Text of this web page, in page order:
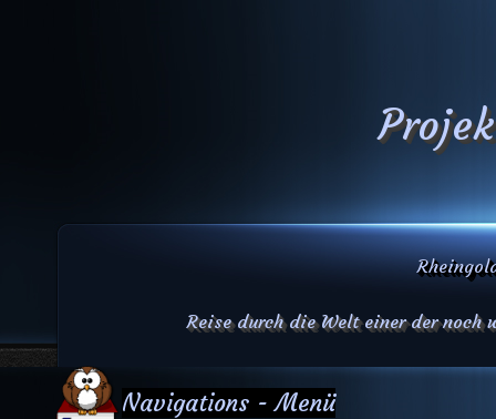
Reise durch die Welt einer der noch
Navigations - Menü